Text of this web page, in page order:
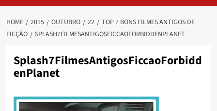
HOME 2015 OUTUBRO 22
TOP 7 BONS FILMES ANTIGOS DE
FICÇÃO
SPLASH7FILMESANTIGOSFICCAOFORBIDDENPLANET
Splash7FilmesAntigosFiccaoForbidd
enPlanet